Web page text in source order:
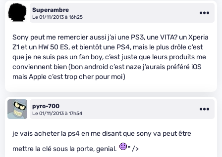
Superambre
Le 01/11/2013 à 16h25
Sony peut me remercier aussi j’ai une PS3, une VITA? un Xperia
Z1 et un HW 50 ES, et bientôt une PS4, mais le plus drôle c’est
que je ne suis pas un fan boy, c’est juste que leurs produits me
conviennent bien (bon android c’est naze j’aurais préféré iOS
mais Apple c’est trop cher pour moi)
pyro-700
Le 01/11/2013 à 17h54
je vais acheter la ps4 en me disant que sony va peut être
mettre la clé sous la porte, genial.
" />